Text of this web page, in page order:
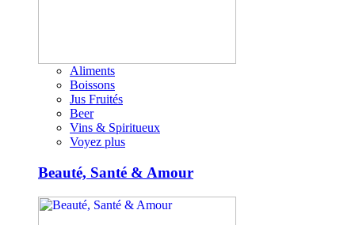
Aliments
Boissons
Jus Fruités
Beer
Vins & Spiritueux
Voyez plus
Beauté, Santé & Amour